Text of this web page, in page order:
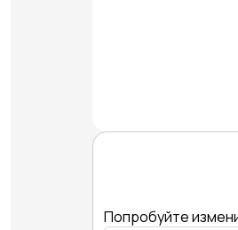
Попробуйте